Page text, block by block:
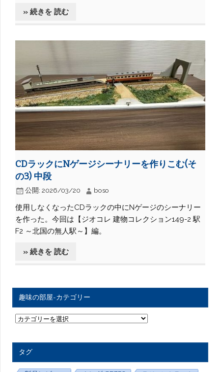
» 続きを 読む
CDラックにNゲージシーナリーを作りこむ(そ
の3) 中段
公開: 2026/03/20 boso
使用しなくなったCDラックの中にNゲージのシーナリー
を作った。今回は【ジオコレ 建物コレクション149-2 駅
F2 ～北国の無人駅～】編。
» 続きを 読む
趣味の部屋-カテゴリー
趣
味
屋
カ
テ
タグ